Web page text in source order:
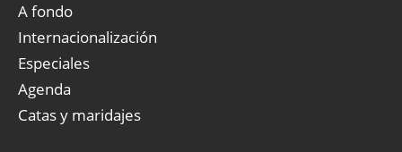
A fondo
Internacionalización
Especiales
Agenda
Catas y maridajes